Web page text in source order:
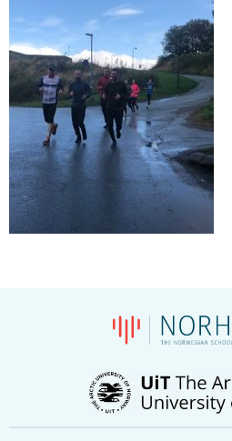
About
Log In